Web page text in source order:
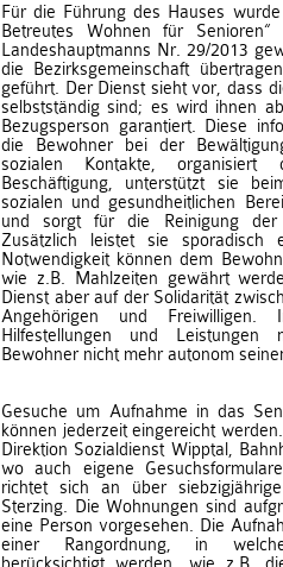
Für die Führung des Hauses
Betreutes Wohnen für
Landeshauptmanns Nr. 29/2013
die Bezirksgemeinschaft
geführt. Der Dienst sieht vor, dass
selbstständig sind; es wird ihnen
Bezugsperson garantiert. Diese
die Bewohner bei der
sozialen Kontakte, organisiert
Beschäftigung, unterstützt sie
sozialen und gesundheitlichen
und sorgt für die Reinigung der
Zusätzlich leistet sie sporadisch
Notwendigkeit können dem
wie z.B. Mahlzeiten gewährt
Dienst aber auf der Solidarität
Angehörigen und
Hilfestellungen und
Bewohner nicht mehr autonom
Gesuche um Aufnahme in das
können jederzeit eingereicht
Direktion Sozialdienst Wipptal,
wo auch eigene
richtet sich an über
Sterzing. Die Wohnungen sind
eine Person vorgesehen. Die
einer Rangordnung, in
berücksichtigt werden, wie z.B.